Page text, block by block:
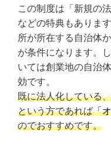
この制度は「新規の
などの特典もありま
所が所在する自治体
が条件になります。
いては創業地の自治
効です。
既に法人化している
という方であれば「
のでおすすめです。